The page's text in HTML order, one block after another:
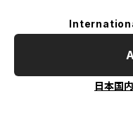
日本国